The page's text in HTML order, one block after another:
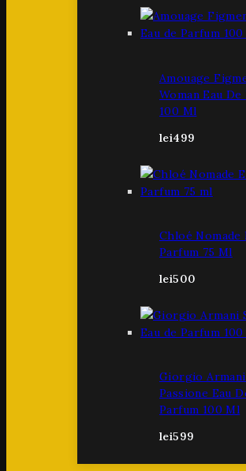
Amouage
Woman Eau
100 Ml
lei499
Chloé Nomade
Parfum 75 Ml
lei500
Giorgio
Passione Eau
Parfum 100 Ml
lei599